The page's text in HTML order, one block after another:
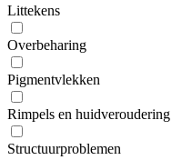
Littekens
Overbeharing
Pigmentvlekken
Rimpels en huidveroudering
Structuurproblemen